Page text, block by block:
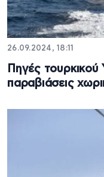
26.09.2024, 18:11
Πηγές
παραβιάσεις